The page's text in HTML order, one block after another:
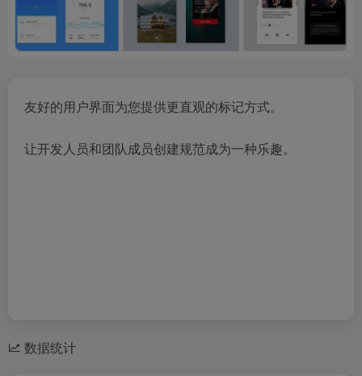
友好的用户界面为您提供更直观的标记方式。
让开发人员和团队成员创建规范成为一种乐趣。
数据统计